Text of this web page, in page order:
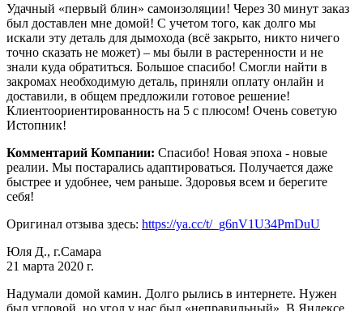
Удачный «первый блин» самоизоляции! Через 30 минут заказ
был доставлен мне домой! С учетом того, как долго мы
искали эту деталь для дымохода (всё закрыто, никто ничего
точно сказать не может) – мы были в растеренности и не
знали куда обратиться. Большое спасибо! Смогли найти в
закромах необходимую деталь, приняли оплату онлайн и
доставили, в общем предложили готовое решение!
Клиентоориентированность на 5 с плюсом! Очень советую
Истопник!
Комментарий Компании: Спасибо! Новая эпоха - новые
реалии. Мы постарались адаптироваться. Получается даже
быстрее и удобнее, чем раньше. Здоровья всем и берегите
себя!
Оригинал отзыва здесь: https://ya.cc/t/_g6nV1U34PmDuU
Юля Д., г.Самара
21 марта 2020 г.
Надумали домой камин. Долго рылись в интернете. Нужен
был угловой, но угол у нас был «неправильный». В Яндексе